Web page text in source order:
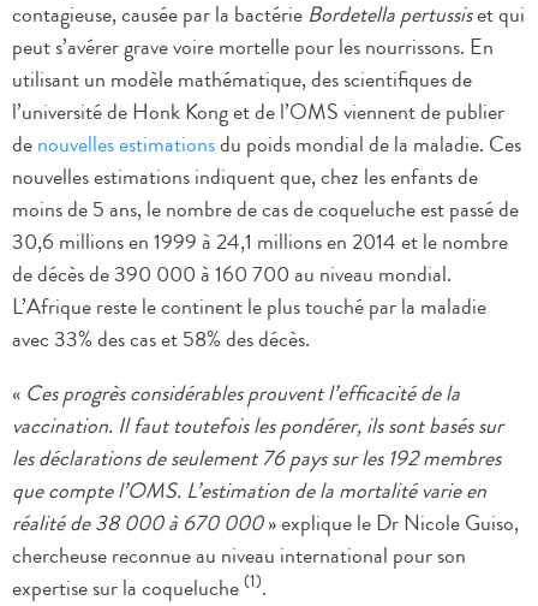
contagieuse, causée par la bactérie Bordetella pertussiset qui
peut s’avérer grave voire mortelle pour les nourrissons. En
utilisant un modèle mathématique, des scientifiques de
l’université de Honk Kong et de l’OMS viennent de publier
denouvelles estimationsdu poids mondial de la maladie. Ces
nouvelles estimations indiquent que, chez les enfants de
moins de 5 ans, le nombre de cas de coqueluche est passé de
30,6 millions en 1999 à 24,1 millions en 2014 et le nombre
de décès de 390 000 à 160 700 au niveau mondial.
L’Afrique reste le continent le plus touché par la maladie
avec 33% des cas et 58% des décès.
« Ces progrès considérables prouvent l’efficacité de la
vaccination. Il faut toutefois les pondérer, ils sont basés sur
les déclarations de seulement 76 pays sur les 192 membres
que compte l’OMS. L’estimation de la mortalité varie en
réalité de 38 000 à 670 000» explique le Dr Nicole Guiso,
chercheuse reconnue au niveau international pour son
expertise sur la coqueluche (1).